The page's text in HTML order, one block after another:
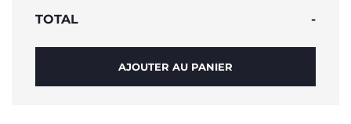
TOTAL -
AJOUTER AU PANIER